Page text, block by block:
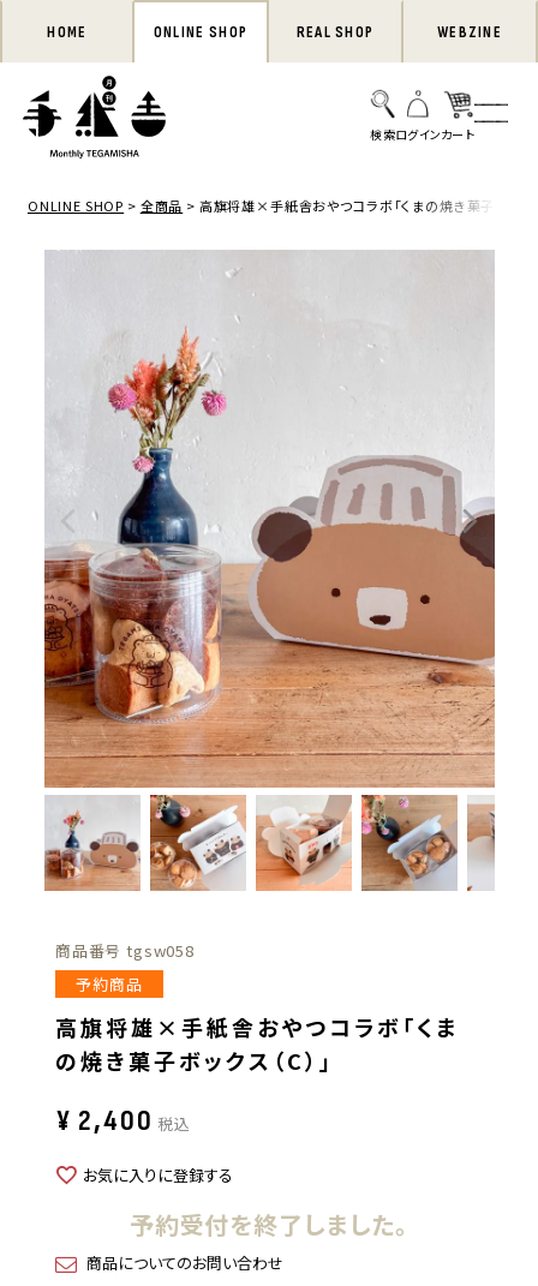
HOME ONLINE SHOP REAL SHOP WEBZINE
ONLINE SHOP 全商品 高旗将雄×手紙舎おやつコラボ「くまの焼き菓子ボックス
商品番号 tgsw058
予約商品
高旗将雄×手紙舎おやつコラボ「くま
の焼き菓子ボックス（C）」
¥ 2,400 税込
お気に入りに登録する
予約受付を終了しました。
商品についてのお問い合わせ